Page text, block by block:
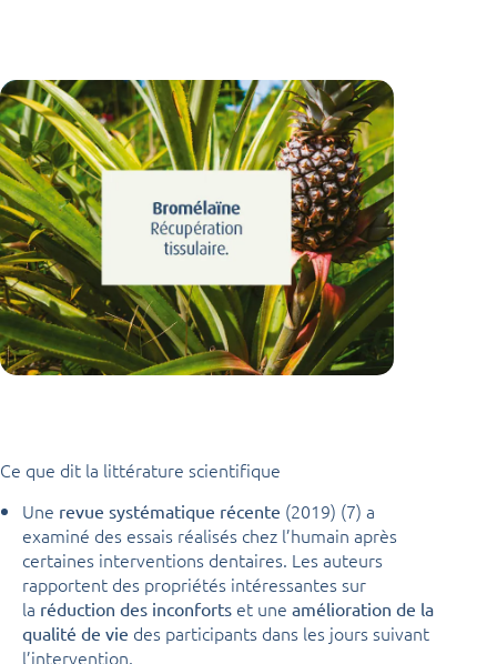
Ce que dit la littérature scientifique
Une revue systématique récente (2019) (7) a
examiné des essais réalisés chez l’humain après
certaines interventions dentaires. Les auteurs
rapportent des propriétés intéressantes sur
la réduction des inconforts et une amélioration de la
qualité de vie des participants dans les jours suivant
l’intervention.